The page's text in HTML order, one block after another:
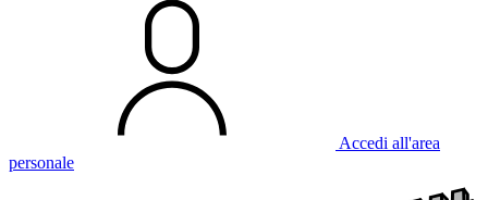
Accedi all'area
personale